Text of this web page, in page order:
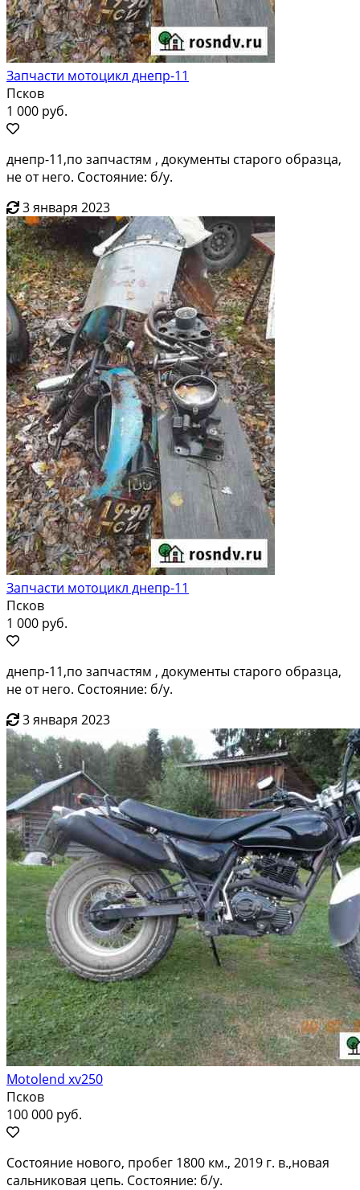
Запчасти мотоцикл днепр-11
Псков
1 000 руб.
днепр-11,по запчастям , документы старого образца,
не от него. Состояние: б/у.
3 января 2023
Запчасти мотоцикл днепр-11
Псков
1 000 руб.
днепр-11,по запчастям , документы старого образца,
не от него. Состояние: б/у.
3 января 2023
Motolend xv250
Псков
100 000 руб.
Состояние нового, пробег 1800 км., 2019 г. в.,новая
сальниковая цепь. Состояние: б/у.